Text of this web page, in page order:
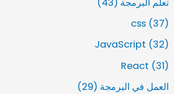
css (37)
JavaScript (32)
React (31)
العمل في البرمجة (29)